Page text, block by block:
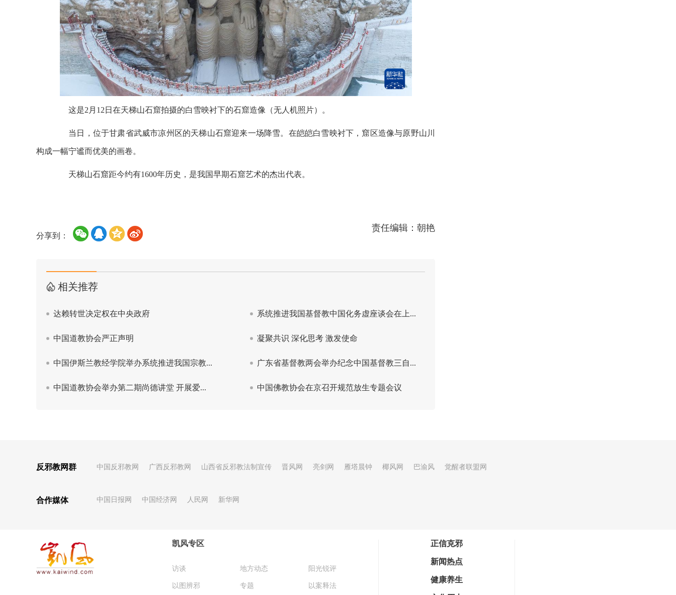
这是2月12日在天梯山石窟拍摄的白雪映衬下的石窟造像（无人机照片）。
当日，位于甘肃省武威市凉州区的天梯山石窟迎来一场降雪。在皑皑白雪映衬下，窟区造像与原野山川
构成一幅宁谧而优美的画卷。
天梯山石窟距今约有1600年历史，是我国早期石窟艺术的杰出代表。
分享到：
责任编辑：朝艳
反邪教网群
合作媒体
中国反邪教网 广西反邪教网 山西省反邪教法制宣传 晋风网 亮剑网 雁塔晨钟 椰风网 巴渝风 觉醒者联盟网
中国日报网 中国经济网 人民网 新华网
凯风专区
访谈 地方动态 阳光锐评
以图辨邪 专题 以案释法
正信克邪
新闻热点
健康养生